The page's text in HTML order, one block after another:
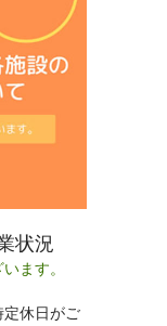
状況
ます。
定休日がご